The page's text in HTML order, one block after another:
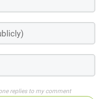
replies to my comment